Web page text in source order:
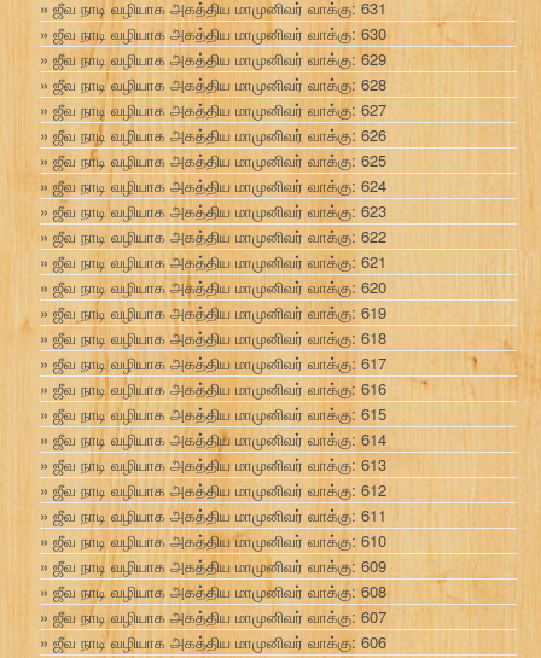
ஜீவ நாடி வழியாக அகத்திய மாமுனிவர் வாக்கு: 631
ஜீவ நாடி வழியாக அகத்திய மாமுனிவர் வாக்கு: 630
ஜீவ நாடி வழியாக அகத்திய மாமுனிவர் வாக்கு: 629
ஜீவ நாடி வழியாக அகத்திய மாமுனிவர் வாக்கு: 628
ஜீவ நாடி வழியாக அகத்திய மாமுனிவர் வாக்கு: 627
ஜீவ நாடி வழியாக அகத்திய மாமுனிவர் வாக்கு: 626
ஜீவ நாடி வழியாக அகத்திய மாமுனிவர் வாக்கு: 625
ஜீவ நாடி வழியாக அகத்திய மாமுனிவர் வாக்கு: 624
ஜீவ நாடி வழியாக அகத்திய மாமுனிவர் வாக்கு: 623
ஜீவ நாடி வழியாக அகத்திய மாமுனிவர் வாக்கு: 622
ஜீவ நாடி வழியாக அகத்திய மாமுனிவர் வாக்கு: 621
ஜீவ நாடி வழியாக அகத்திய மாமுனிவர் வாக்கு: 620
ஜீவ நாடி வழியாக அகத்திய மாமுனிவர் வாக்கு: 619
ஜீவ நாடி வழியாக அகத்திய மாமுனிவர் வாக்கு: 618
ஜீவ நாடி வழியாக அகத்திய மாமுனிவர் வாக்கு: 617
ஜீவ நாடி வழியாக அகத்திய மாமுனிவர் வாக்கு: 616
ஜீவ நாடி வழியாக அகத்திய மாமுனிவர் வாக்கு: 615
ஜீவ நாடி வழியாக அகத்திய மாமுனிவர் வாக்கு: 614
ஜீவ நாடி வழியாக அகத்திய மாமுனிவர் வாக்கு: 613
ஜீவ நாடி வழியாக அகத்திய மாமுனிவர் வாக்கு: 612
ஜீவ நாடி வழியாக அகத்திய மாமுனிவர் வாக்கு: 611
ஜீவ நாடி வழியாக அகத்திய மாமுனிவர் வாக்கு: 610
ஜீவ நாடி வழியாக அகத்திய மாமுனிவர் வாக்கு: 609
ஜீவ நாடி வழியாக அகத்திய மாமுனிவர் வாக்கு: 608
ஜீவ நாடி வழியாக அகத்திய மாமுனிவர் வாக்கு: 607
ஜீவ நாடி வழியாக அகத்திய மாமுனிவர் வாக்கு: 606